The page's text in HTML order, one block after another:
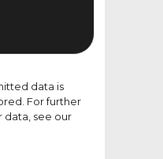
data is
For further
data, see our